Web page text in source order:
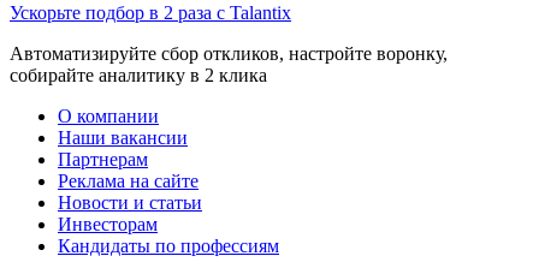
Ускорьте подбор в 2 раза с Talantix
Автоматизируйте сбор откликов, настройте воронку,
собирайте аналитику в 2 клика
О компании
Наши вакансии
Партнерам
Реклама на сайте
Новости и статьи
Инвесторам
Кандидаты по профессиям